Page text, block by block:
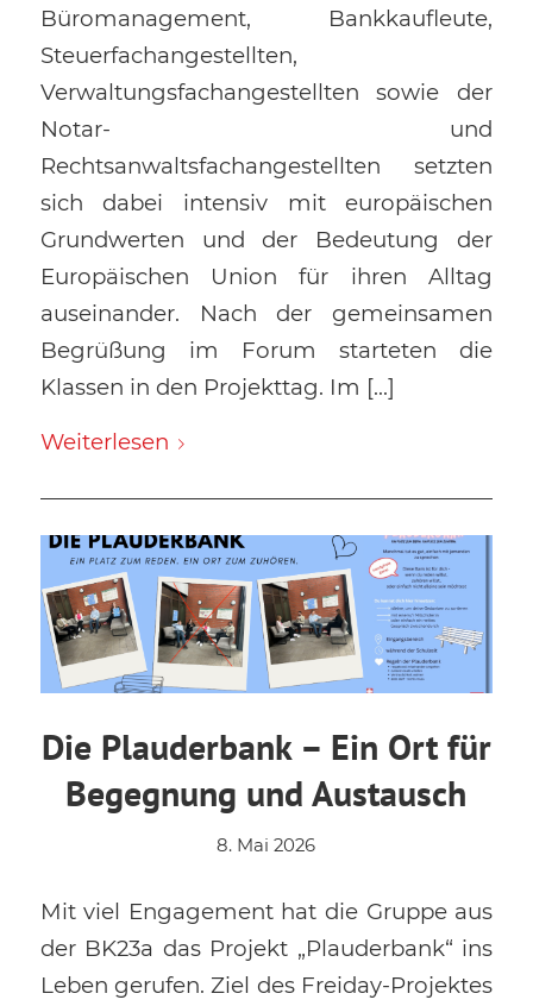
Büromanagement, Bankkaufleute,
Steuerfachangestellten,
Verwaltungsfachangestellten sowie der
Notar- und
Rechtsanwaltsfachangestellten setzten
sich dabei intensiv mit europäischen
Grundwerten und der Bedeutung der
Europäischen Union für ihren Alltag
auseinander. Nach der gemeinsamen
Begrüßung im Forum starteten die
Klassen in den Projekttag. Im […]
Weiterlesen
Die Plauderbank – Ein Ort für
Begegnung und Austausch
8. Mai 2026
Mit viel Engagement hat die Gruppe aus
der BK23a das Projekt „Plauderbank“ ins
Leben gerufen. Ziel des Freiday-Projektes